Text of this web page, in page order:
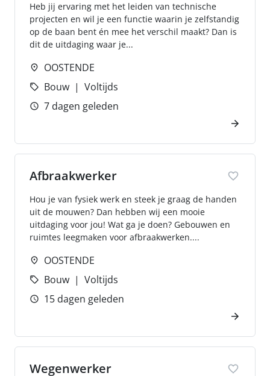
Heb jij ervaring met het leiden van technische
projecten en wil je een functie waarin je zelfstandig
op de baan bent én mee het verschil maakt? Dan is
dit de uitdaging waar je...
OOSTENDE
Bouw
Voltijds
7 dagen geleden
Afbraakwerker
Hou je van fysiek werk en steek je graag de handen
uit de mouwen? Dan hebben wij een mooie
uitdaging voor jou! Wat ga je doen? Gebouwen en
ruimtes leegmaken voor afbraakwerken....
OOSTENDE
Bouw
Voltijds
15 dagen geleden
Wegenwerker